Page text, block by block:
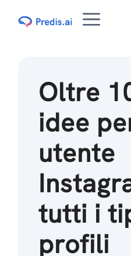
Oltre
idee
utente
tutti i
profili